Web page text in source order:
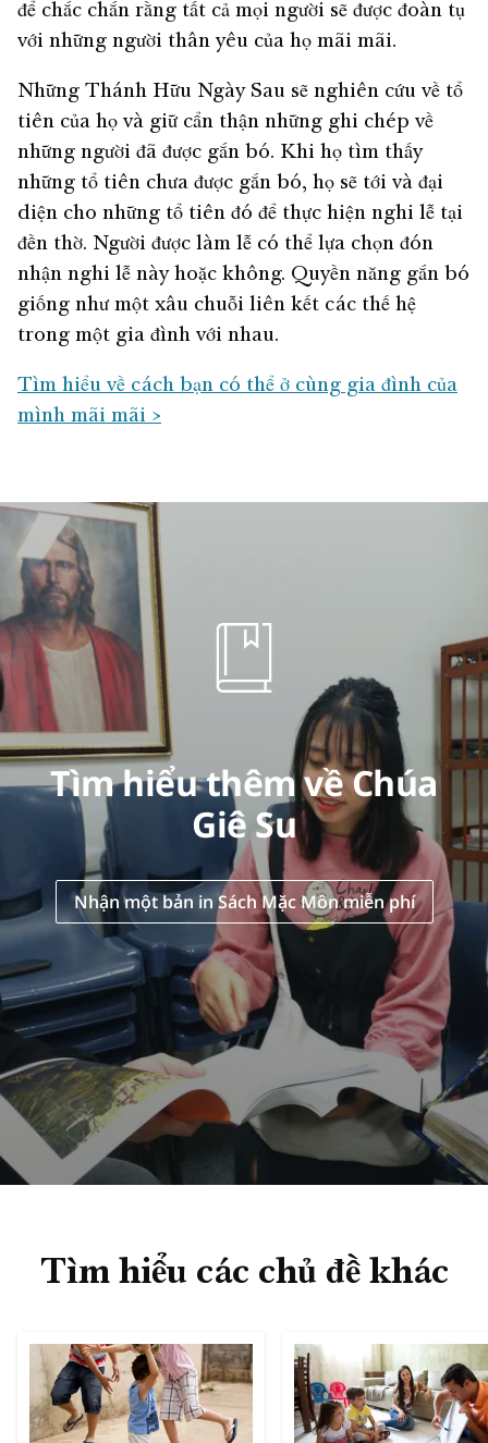
để chắc chắn rằng tất cả mọi người sẽ được đoàn tụ
với những người thân yêu của họ mãi mãi.
Những Thánh Hữu Ngày Sau sẽ nghiên cứu về tổ
tiên của họ và giữ cẩn thận những ghi chép về
những người đã được gắn bó. Khi họ tìm thấy
những tổ tiên chưa được gắn bó, họ sẽ tới và đại
diện cho những tổ tiên đó để thực hiện nghi lễ tại
đền thờ. Người được làm lễ có thể lựa chọn đón
nhận nghi lễ này hoặc không. Quyền năng gắn bó
giống như một xâu chuỗi liên kết các thế hệ
trong một gia đình với nhau.
Tìm hiểu về cách bạn có thể ở cùng gia đình của
mình mãi mãi >
Tìm hiểu thêm về Chúa
Giê Su
Nhận một bản in Sách Mặc Môn miễn phí
Tìm hiểu các chủ đề khác